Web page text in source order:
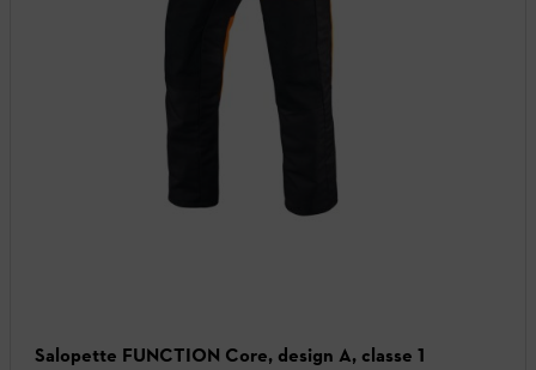
Salopette FUNCTION Core, design A, classe 1